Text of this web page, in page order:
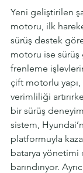
Yeni geliştirilen
motoru, ilk
sürüş destek
motoru ise
frenleme
çift motorlu
verimliliği
bir sürüş
sistem,
platformuyla
batarya
barındırıyor.